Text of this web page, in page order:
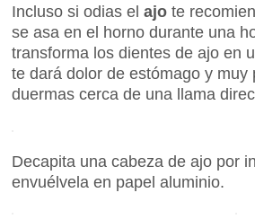
Incluso si odias el ajo te
se asa en el horno durante una
transforma los dientes de ajo en
te dará dolor de estómago y
duermas cerca de una llama
Decapita una cabeza de ajo por
envuélvela en papel aluminio.